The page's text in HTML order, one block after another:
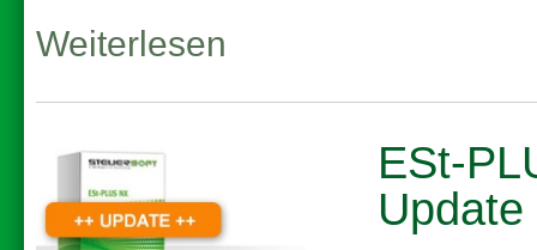
Weiterlesen
ESt-